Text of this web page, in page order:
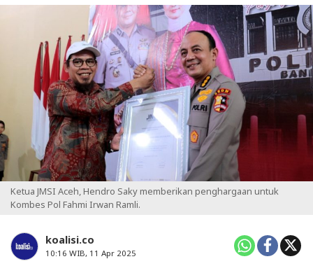
Ketua JMSI Aceh, Hendro Saky memberikan penghargaan untuk
Kombes Pol Fahmi Irwan Ramli.
koalisi.co
10:16 WIB, 11 Apr 2025